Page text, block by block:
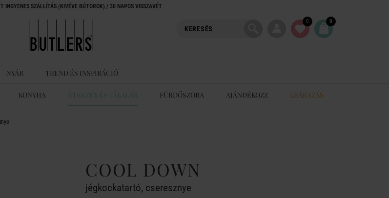
INGYENES SZÁLLÍTÁS (KIVÉVE BÚTOROK) / 30 NAPOS VISSZAVÉT
0 0
NYÁR TREND ÉS INSPIRÁCIÓ
KONYHA ÉTKEZÉS ÉS TÁLALÁS FÜRDŐSZOBA AJÁNDÉKOZZ LEÁRAZÁS
COOL DOWN
jégkockatartó, cseresznye